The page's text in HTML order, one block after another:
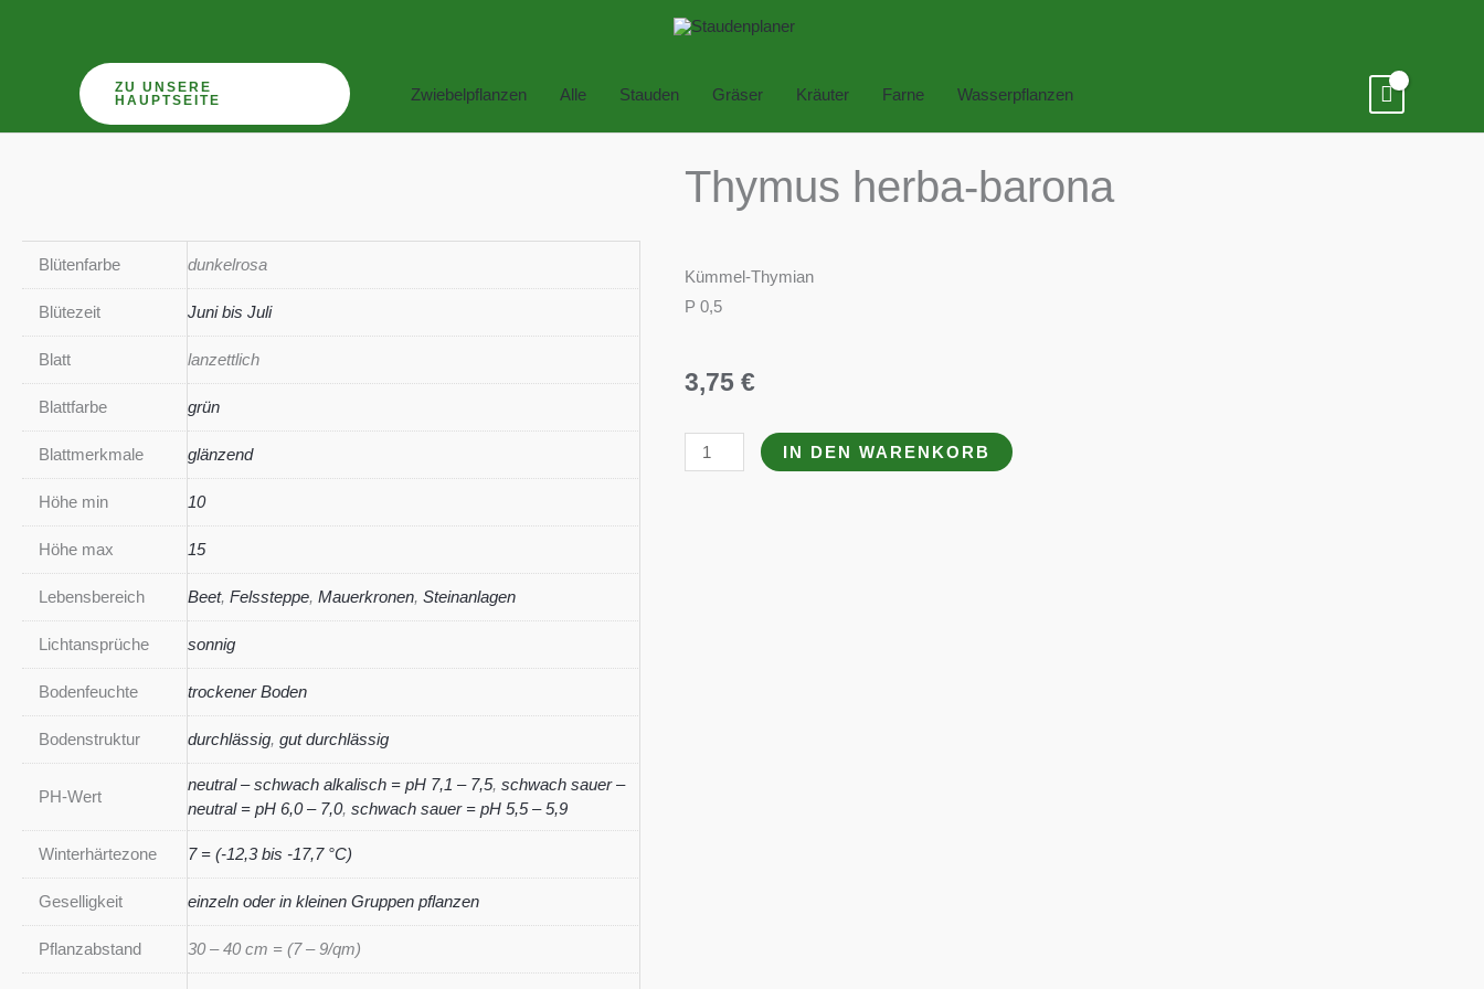
ZU UNSERE
HAUPTSEITE
Zwiebelpflanzen Alle Stauden Gräser Kräuter Farne Wasserpflanzen
Blütenfarbe dunkelrosa
Blütezeit Juni bis Juli
Blatt lanzettlich
Blattfarbe grün
Blattmerkmale glänzend
Höhe min 10
Höhe max 15
Lebensbereich Beet, Felssteppe, Mauerkronen, Steinanlagen
Lichtansprüche sonnig
Bodenfeuchte trockener Boden
Bodenstruktur durchlässig, gut durchlässig
PH-Wert
neutral – schwach alkalisch = pH 7,1 – 7,5, schwach sauer –
neutral = pH 6,0 – 7,0, schwach sauer = pH 5,5 – 5,9
Winterhärtezone 7 = (-12,3 bis -17,7 °C)
Geselligkeit einzeln oder in kleinen Gruppen pflanzen
Pflanzabstand 30 – 40 cm = (7 – 9/qm)
Thymus herba-barona
Kümmel-Thymian
P 0,5
3,75 €
Thymus
herba-
IN DEN WARENKORB